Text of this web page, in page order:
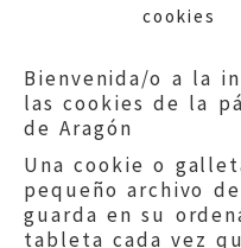
cookies
Bienvenida/o a la
las cookies de la
de Aragón
Una cookie o
pequeño archivo
guarda en su
tableta cada vez